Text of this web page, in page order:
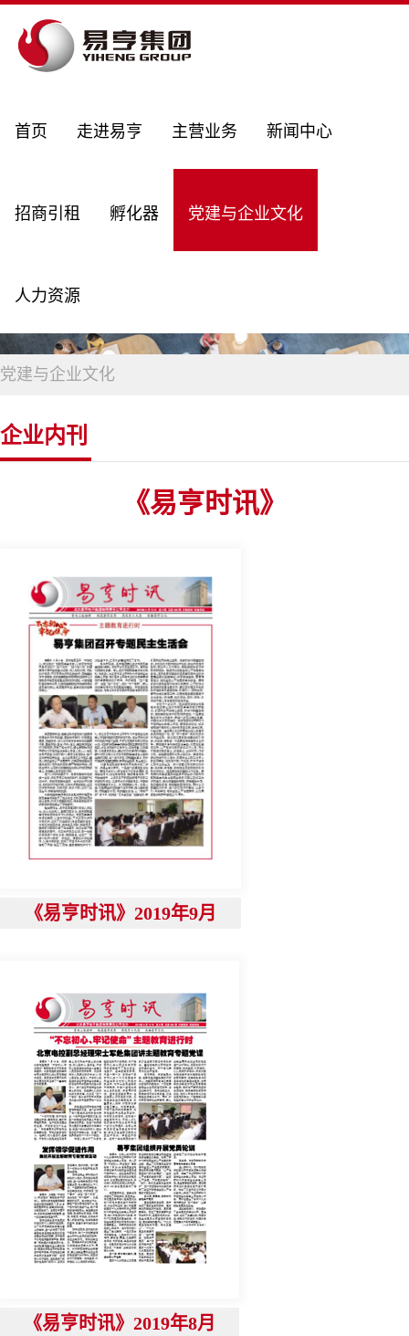
首页 走进易亨 主营业务 新闻中心
招商引租 孵化器 党建与企业文化
人力资源
党建与企业文化
企业内刊
《易亨时讯》
《易亨时讯》2019年9月
《易亨时讯》2019年8月